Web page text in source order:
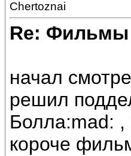
Chertoznai
Re: Фильмы
начал
решил
Болла:mad: ,
короче